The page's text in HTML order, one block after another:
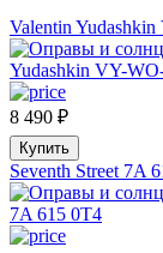
Valentin
8 490 ₽
Купить
Seventh Street 7A